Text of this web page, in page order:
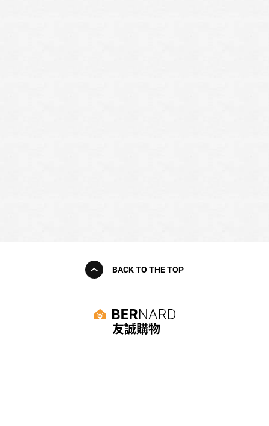
BACK TO THE TOP
友誠購物